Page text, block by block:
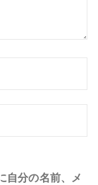
自分の名前、メ